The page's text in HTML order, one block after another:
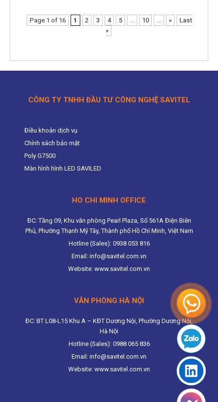
Page 1 of 16 1 2 3 4 5 10 »
Last
»
CÔNG TY TNHH ĐẦU TƯ CÔNG NGHỆ SAVITEL
Điều khoản dịch vụ
Chính sách bảo mật
Poly G7500
Màn hình hình LED SAVILED
HO CHI MINH OFFICE
ĐC: Tầng 09, Khu văn phòng Pearl Plaza, Số 561A Điện Biên
Phủ, Phường Thạnh Mỹ Tây, Thành phố Hồ Chí Minh, Việt Nam
Hotline (Sales): 0938 053 816
Email: info@savitel.com.vn
Website: www.savitel.com.vn
VĂN PHÒNG HÀ NỘI
ĐC: BT L08-L15 Khu A – KĐT Dương Nội, Phường Dương Nội,
Hà Nội
Hotline (Sales): 0988 065 836
Email: info@savitel.com.vn
Website: www.savitel.com.vn